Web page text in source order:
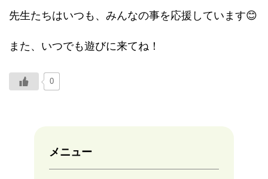
メニュー
先生たちはいつも、みんなの事を応援しています😊
また、いつでも遊びに来てね！
0